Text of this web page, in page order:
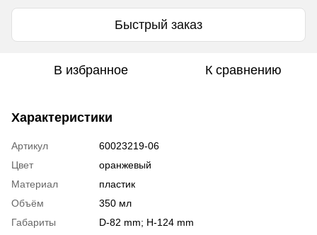
Быстрый заказ
В избранное К сравнению
Характеристики
Артикул
60023219-06
Цвет
оранжевый
Материал
пластик
Объём
350 мл
Габариты
D-82 mm; H-124 mm